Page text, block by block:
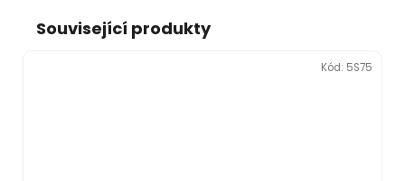
Související produkty
Kód: 5S75